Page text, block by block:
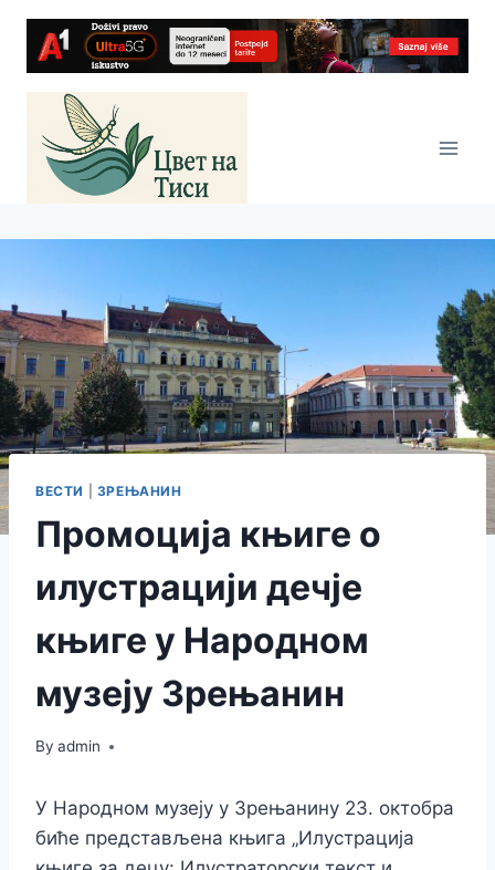
Skip
content
ВЕСТИ ЗРЕЊАНИН
Промоција књиге о
илустрацији дечје
књиге у Народном
музеју Зрењанин
By admin
У Народном музеју у Зрењанину 23. октобра
биће представљена књига „Илустрација